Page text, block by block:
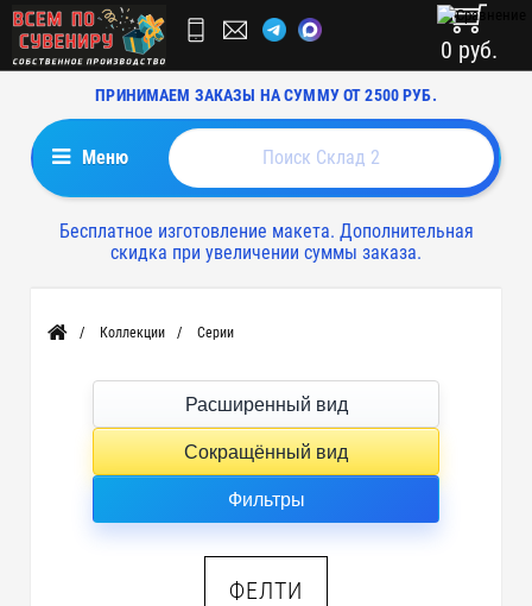
ПРИНИМАЕМ ЗАКАЗЫ НА СУММУ ОТ 2500 РУБ.
0 руб.
Меню
Бесплатное изготовление макета. Дополнительная
скидка при увеличении суммы заказа.
Главная Коллекции Серии
Расширенный вид
Сокращённый вид
Фильтры
ФЕЛТИ